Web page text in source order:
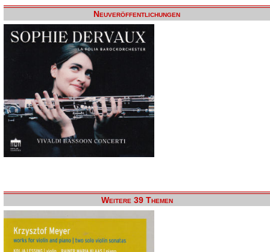
Neuveröffentlichungen
Weitere 39 Themen